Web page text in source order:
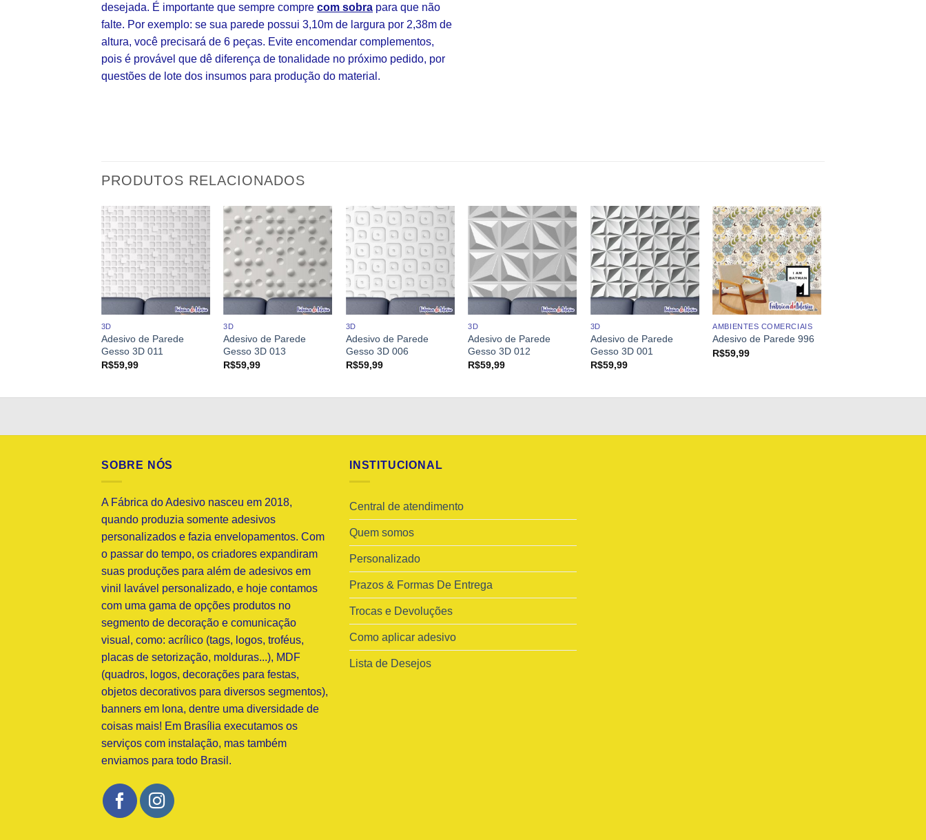
desejada. É importante que sempre compre com sobra para que não
falte. Por exemplo: se sua parede possui 3,10m de largura por 2,38m de
altura, você precisará de 6 peças. Evite encomendar complementos,
pois é provável que dê diferença de tonalidade no próximo pedido, por
questões de lote dos insumos para produção do material.
PRODUTOS RELACIONADOS
3D
Adesivo de Parede
Gesso 3D 011
R$59,99
3D
Adesivo de Parede
Gesso 3D 013
R$59,99
3D
Adesivo de Parede
Gesso 3D 006
R$59,99
3D
Adesivo de Parede
Gesso 3D 012
R$59,99
3D
Adesivo de Parede
Gesso 3D 001
R$59,99
AMBIENTES COMERCIAIS
Adesivo de Parede 996
R$59,99
SOBRE NÓS
A Fábrica do Adesivo nasceu em 2018,
quando produzia somente adesivos
personalizados e fazia envelopamentos. Com
o passar do tempo, os criadores expandiram
suas produções para além de adesivos em
vinil lavável personalizado, e hoje contamos
com uma gama de opções produtos no
segmento de decoração e comunicação
visual, como: acrílico (tags, logos, troféus,
placas de setorização, molduras...), MDF
(quadros, logos, decorações para festas,
objetos decorativos para diversos segmentos),
banners em lona, dentre uma diversidade de
coisas mais! Em Brasília executamos os
serviços com instalação, mas também
enviamos para todo Brasil.
INSTITUCIONAL
Central de atendimento
Quem somos
Personalizado
Prazos & Formas De Entrega
Trocas e Devoluções
Como aplicar adesivo
Lista de Desejos